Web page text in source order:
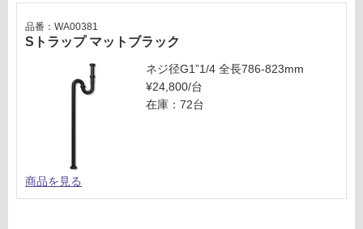
Sトラップ マットブラック
品番：WA00381
ネジ径G1”1/4 全長786-823mm
¥24,800/台
在庫：72台
商品を見る